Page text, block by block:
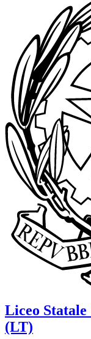
Liceo Statale
(LT)